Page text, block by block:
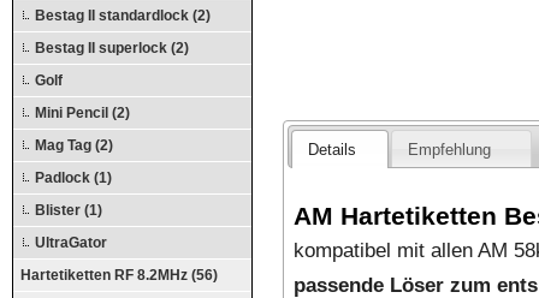
Bestag II standardlock (2)
Bestag II superlock (2)
Golf
Mini Pencil (2)
Mag Tag (2)
Padlock (1)
Blister (1)
UltraGator
Hartetiketten RF 8.2MHz (56)
Details Empfehlung
AM Hartetiketten
kompatibel mit allen AM
passende Löser zum